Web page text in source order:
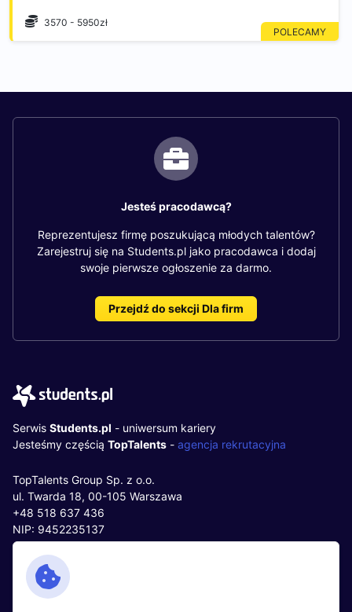
3570 - 5950zł
Jesteś pracodawcą?
Reprezentujesz firmę poszukującą młodych talentów?
Zarejestruj się na Students.pl jako pracodawca i dodaj
swoje pierwsze ogłoszenie za darmo.
Przejdź do sekcji Dla firm
Serwis Students.pl - uniwersum kariery
Jesteśmy częścią TopTalents - agencja rekrutacyjna
TopTalents Group Sp. z o.o.
ul. Twarda 18, 00-105 Warszawa
+48 518 637 436
NIP: 9452235137
Kontakt
Facebook